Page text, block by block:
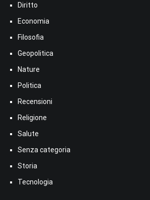
Diritto
Economia
Filosofia
Geopolitica
Nature
Politica
Recensioni
Religione
Salute
Senza categoria
Storia
Tecnologia